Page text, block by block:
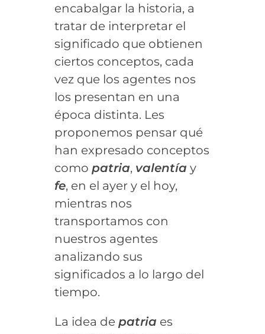
encabalgar la historia, a
tratar de interpretar el
significado que obtienen
ciertos conceptos, cada
vez que los agentes nos
los presentan en una
época distinta. Les
proponemos pensar qué
han expresado conceptos
como patria, valentía y
fe, en el ayer y el hoy,
mientras nos
transportamos con
nuestros agentes
analizando sus
significados a lo largo del
tiempo.
La idea de patria es